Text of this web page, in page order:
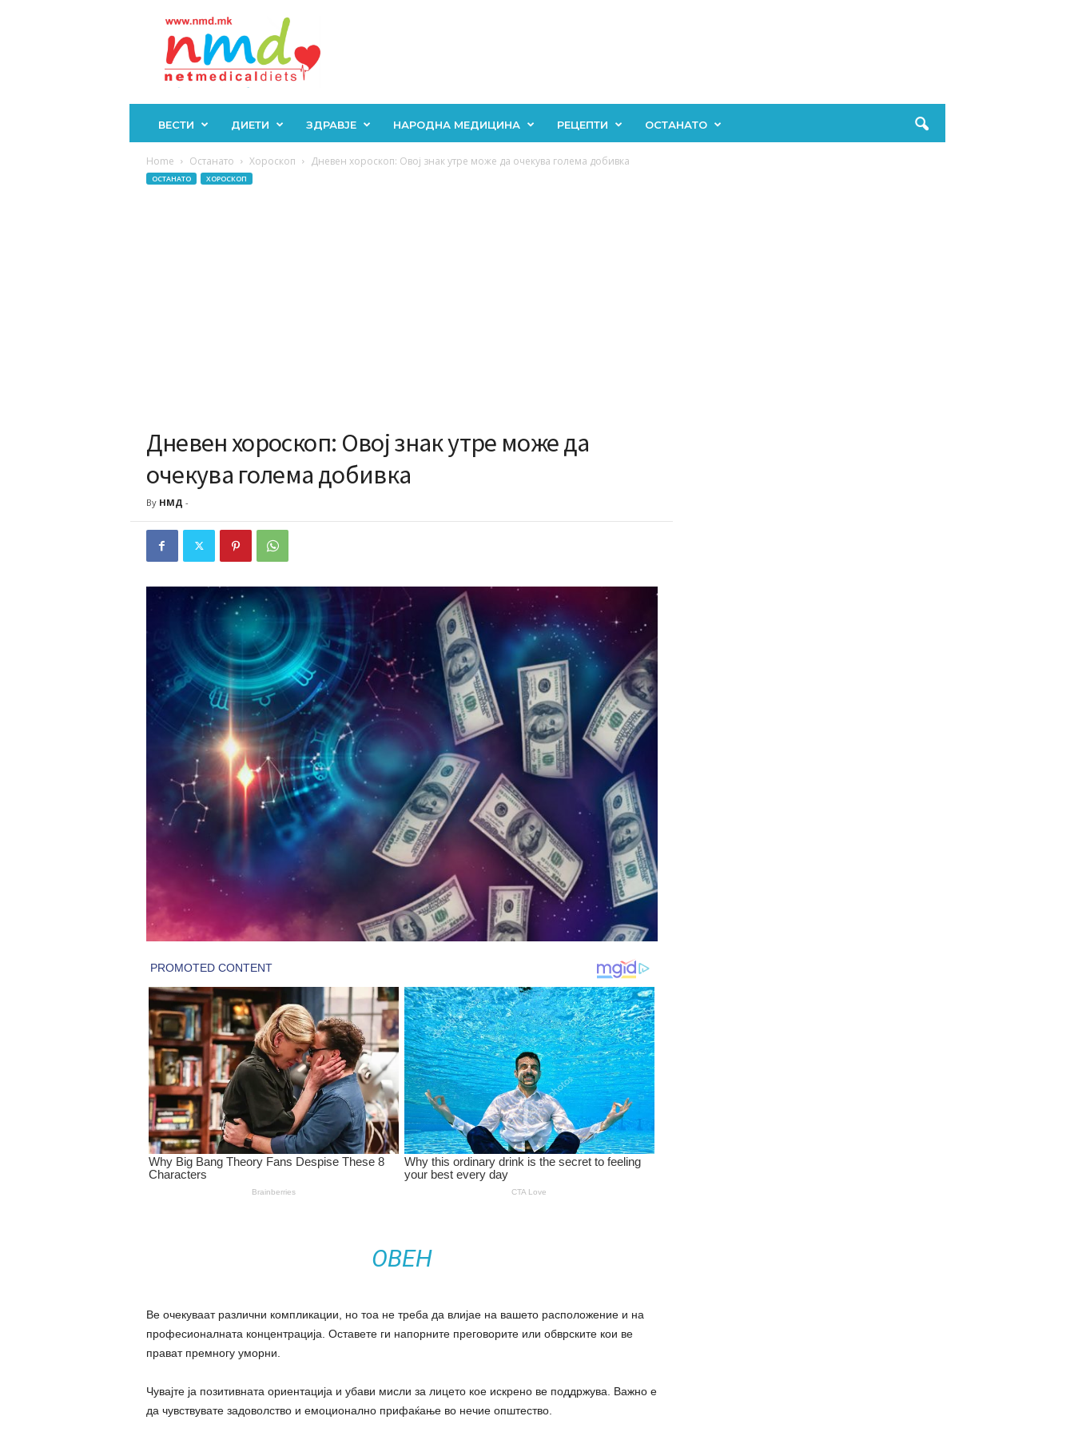
ВЕСТИ ДИЕТИ ЗДРАВЈЕ НАРОДНА МЕДИЦИНА РЕЦЕПТИ ОСТАНАТО
Home Останато Хороскоп Дневен хороскоп: Овој знак утре може да очекува голема добивка
ОСТАНАТО ХОРОСКОП
Дневен хороскоп: Овој знак утре може да
очекува голема добивка
By НМД -
ОВЕН
Ве очекуваат различни компликации, но тоа не треба да влијае на вашето расположение и на
професионалната концентрација. Оставете ги напорните преговорите или обврските кои ве
прават премногу уморни.
Чувајте ја позитивната ориентација и убави мисли за лицето кое искрено ве поддржува. Важно е
да чувствувате задоволство и емоционално прифаќање во нечие општество.